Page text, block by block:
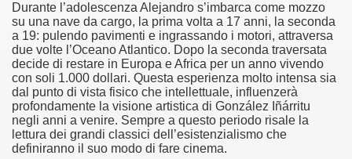
Durante l’adolescenza Alejandro s’imbarca come mozzo
su una nave da cargo, la prima volta a 17 anni, la seconda
a 19: pulendo pavimenti e ingrassando i motori, attraversa
due volte l’Oceano Atlantico. Dopo la seconda traversata
decide di restare in Europa e Africa per un anno vivendo
con soli 1.000 dollari. Questa esperienza molto intensa sia
dal punto di vista fisico che intellettuale, influenzerà
profondamente la visione artistica di González Iñárritu
negli anni a venire. Sempre a questo periodo risale la
lettura dei grandi classici dell’esistenzialismo che
definiranno il suo modo di fare cinema.
di maggior successo al mondo.
psicopatico assoldato dal potere per poter incastrare
risiede quasi esclusivamente nella sua enorme
Se Ti Piacciono nel mese di Maggio 2013.
minacce e la vita sotto scorta.